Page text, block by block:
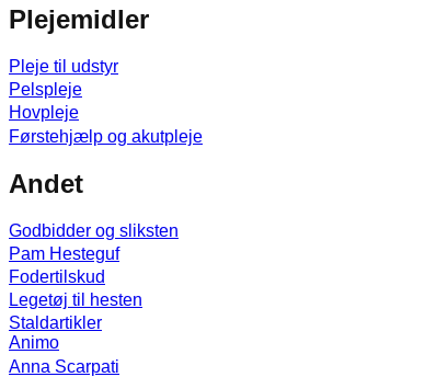
Plejemidler
Pleje til udstyr
Pelspleje
Hovpleje
Førstehjælp og akutpleje
Andet
Godbidder og sliksten
Pam Hesteguf
Fodertilskud
Legetøj til hesten
Staldartikler
Animo
Anna Scarpati